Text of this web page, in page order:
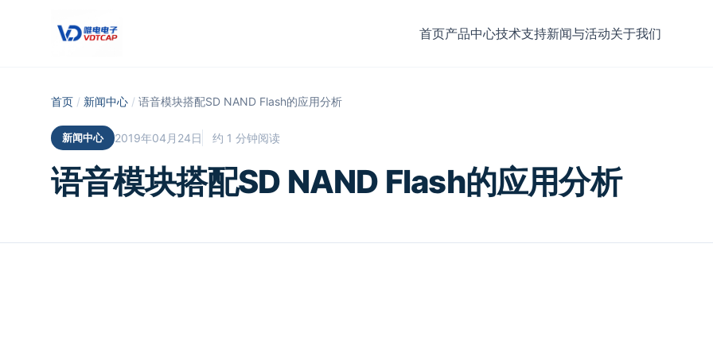
首页产品中心技术支持新闻与活动关于我们
首页 / 新闻中心 / 语音模块搭配SD NAND Flash的应用分析
新闻中心 2019年04月24日 约 1 分钟阅读
语音模块搭配SD NAND Flash的应用分析